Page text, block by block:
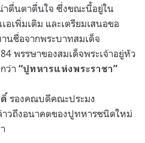
าตื่นตาตื่นใจ ซึ่งขณะนี้อยู่ใน
อเพิ่มเติม และเตรียมเสนอขอ
นชื่อจากพระบาทสมเด็จ
พรรษาของสมเด็จพระเจ้าอยู่หัว
ว่า “ปูทหารแห่งพระราชา”
รองคณบดีคณะประมง
วถึงอนาคตของปูทหารชนิดใหม่